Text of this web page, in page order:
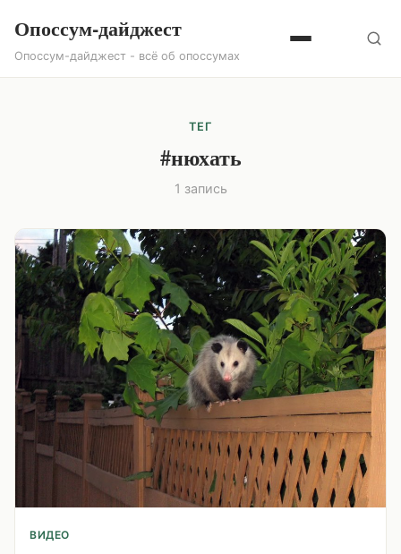
Опоссум-дайджест
Опоссум-дайджест - всё об опоссумах
ТЕГ
#нюхать
1 запись
ВИДЕО